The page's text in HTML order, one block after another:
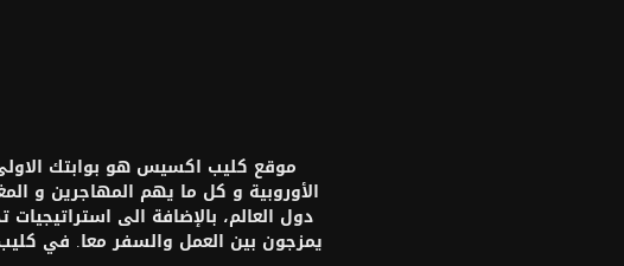
موقع كليب اكسيس هو بوابتك
الأوروبية و كل ما يهم المهاجرين و
دول العالم، بالإضافة الى
يمزجون بين العمل والسفر معا. في